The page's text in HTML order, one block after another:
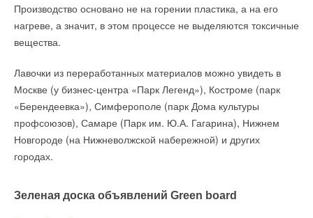
Производство основано не на горении пластика, а на его
нагреве, а значит, в этом процессе не выделяются токсичные
вещества.
Лавочки из переработанных материалов можно увидеть в
Москве (у бизнес-центра «Парк Легенд»), Костроме (парк
«Берендеевка»), Симферополе (парк Дома культуры
профсоюзов), Самаре (Парк им. Ю.А. Гагарина), Нижнем
Новгороде (на Нижневолжской набережной) и других
городах.
Зеленая доска объявлений Green board
Например, в Черногории правительство определило: при
потреблении выше определённого количества
электроэнергии, при условии, что не используются
возобновляемые источники, за полученную сверх норматива
энергию приходится платить больше.
Хорошее законодательство на этот счёт в Швейцарии. В
последние годы началось движение в этом направлении и в
Латинской Америке и т.д. Если государство, используя
тарифную и фискальную политику, поощряет развитие ВИЭ,